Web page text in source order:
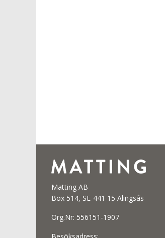
Matting AB
Box 514, SE-441 15 Alingsås
Org.Nr: 556151-1907
Besöksadress: